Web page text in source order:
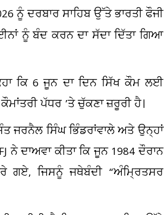
ਨੂੰ ਦਰਬਾਰ ਸਾਹਿਬ ਉੱਤੇ ਭਾਰਤੀ ਫੌਜੀ
ਨੂੰ ਬੰਦ ਕਰਨ ਦਾ ਸੱਦਾ ਦਿੱਤਾ ਗਿਆ
ਕਿ 6 ਜੂਨ ਦਾ ਦਿਨ ਸਿੱਖ ਕੌਮ ਲਈ
ਪੱਧਰ ’ਤੇ ਚੁੱਕਣਾ ਜ਼ਰੂਰੀ ਹੈ।
ਜਰਨੈਲ ਸਿੰਘ ਭਿੰਡਰਾਂਵਾਲੇ ਅਤੇ ਉਨ੍ਹਾਂ
ਨੇ ਦਾਅਵਾ ਕੀਤਾ ਕਿ ਜੂਨ 1984 ਦੌਰਾਨ
ਗਏ, ਜਿਸਨੂੰ ਜਥੇਬੰਦੀ “ਅੰਮ੍ਰਿਤਸਰ